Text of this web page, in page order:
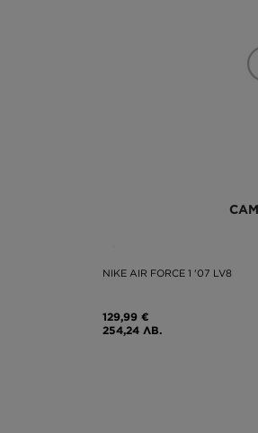
NIKE AIR FORCE 1 '07 LV8
129,99 €
254,24 ЛВ.